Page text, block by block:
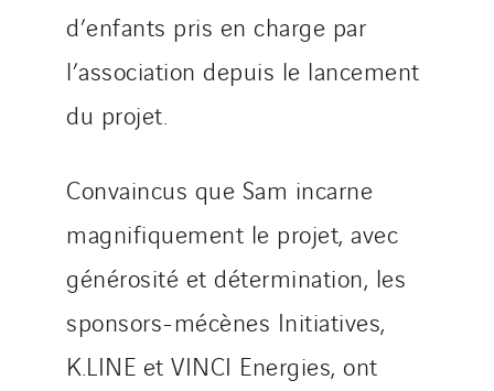
d’enfants pris en charge par
l’association depuis le lancement
du projet.
Convaincus que Sam incarne
magnifiquement le projet, avec
générosité et détermination, les
sponsors-mécènes Initiatives,
K.LINE et VINCI Energies, ont